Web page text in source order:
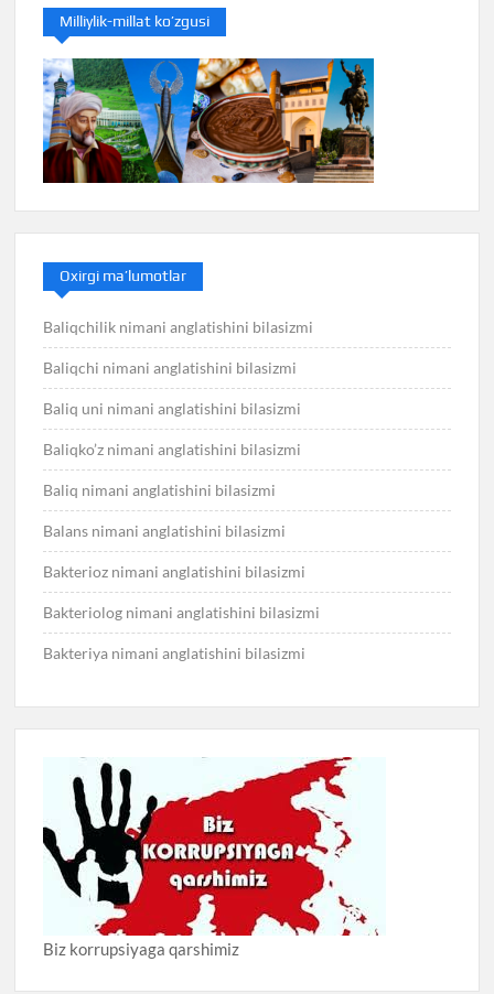
Milliylik-millat ko’zgusi
Oxirgi ma’lumotlar
Baliqchilik nimani anglatishini bilasizmi
Baliqchi nimani anglatishini bilasizmi
Baliq uni nimani anglatishini bilasizmi
Baliqko’z nimani anglatishini bilasizmi
Baliq nimani anglatishini bilasizmi
Balans nimani anglatishini bilasizmi
Bakterioz nimani anglatishini bilasizmi
Bakteriolog nimani anglatishini bilasizmi
Bakteriya nimani anglatishini bilasizmi
Biz korrupsiyaga qarshimiz